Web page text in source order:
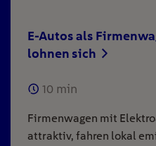
E-Autos als
lohnen sich
10 min
Firmenwagen mit
attraktiv, fahren lokal